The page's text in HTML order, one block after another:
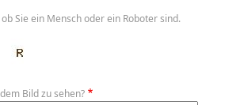
Sie ein Mensch oder ein Roboter sind.
Bild zu sehen?